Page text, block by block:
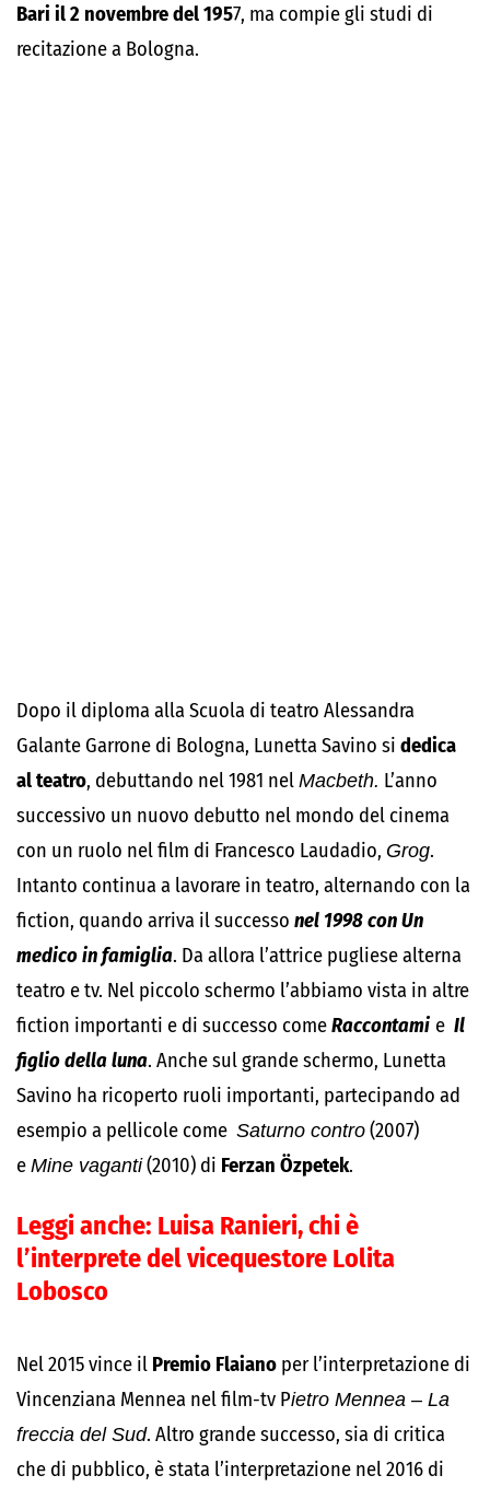
Bari il 2 novembre del 1957, ma compie gli studi di
recitazione a Bologna.
Dopo il diploma alla Scuola di teatro Alessandra
Galante Garrone di Bologna, Lunetta Savino si dedica
al teatro, debuttando nel 1981 nelMacbeth. L’anno
successivo un nuovo debutto nel mondo del cinema
con un ruolo nel film di Francesco Laudadio, Grog.
Intanto continua a lavorare in teatro, alternando con la
fiction, quando arriva il successo nel 1998 con Un
medico in famiglia. Da allora l’attrice pugliese alterna
teatro e tv. Nel piccolo schermo l’abbiamo vista in altre
fiction importanti e di successo comeRaccontami e Il
figlio della luna. Anche sul grande schermo, Lunetta
Savino ha ricoperto ruoli importanti, partecipando ad
esempio a pellicole come Saturno contro(2007)
eMine vaganti(2010) di Ferzan Özpetek.
Leggi anche: Luisa Ranieri, chi è
l’interprete del vicequestore Lolita
Lobosco
Nel 2015 vince il Premio Flaiano per l’interpretazione di
Vincenziana Mennea nel film-tv Pietro Mennea – La
freccia del Sud. Altro grande successo, sia di critica
che di pubblico, è stata l’interpretazione nel 2016 di